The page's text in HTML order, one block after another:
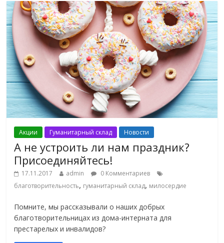
Акции Гуманитарный склад Новости
А не устроить ли нам праздник?
Присоединяйтесь!
17.11.2017 admin
0 Комментариев
благотворительность, гуманитарный склад, милосердие
Помните, мы рассказывали о наших добрых
благотворительницах из дома-интерната для
престарелых и инвалидов?